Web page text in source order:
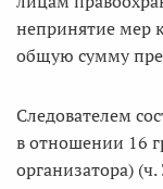
непринятие мер
общую сумму
Следователем
в отношении 16
организатора)